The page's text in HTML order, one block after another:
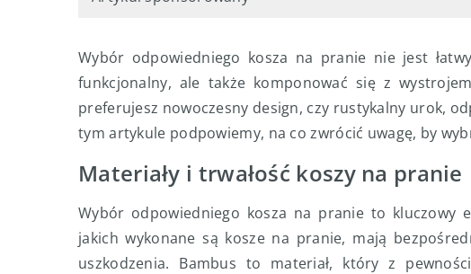
Wybór odpowiedniego kosza na pranie nie jest
funkcjonalny, ale także komponować się z
preferujesz nowoczesny design, czy rustykalny urok,
tym artykule podpowiemy, na co zwrócić uwagę, by
Materiały i trwałość koszy na pranie
Wybór odpowiedniego kosza na pranie to kluczowy
jakich wykonane są kosze na pranie, mają
uszkodzenia. Bambus to materiał, który z